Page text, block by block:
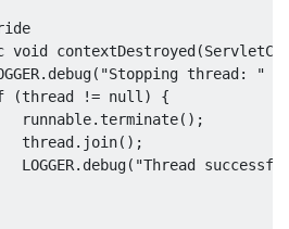
void contextDestroyed(
. debug( "Stopping thread: "
(thread != null )
{
runnable
.terminate();
thread
. join();
LOGGER
. debug( "Thread